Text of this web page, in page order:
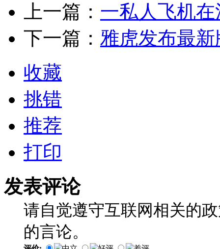
上一篇： 一私人飞机
下一篇： 雅虎发布最
收藏
挑错
推荐
打印
发表评论
请自觉遵守互联网相关的
的言论。